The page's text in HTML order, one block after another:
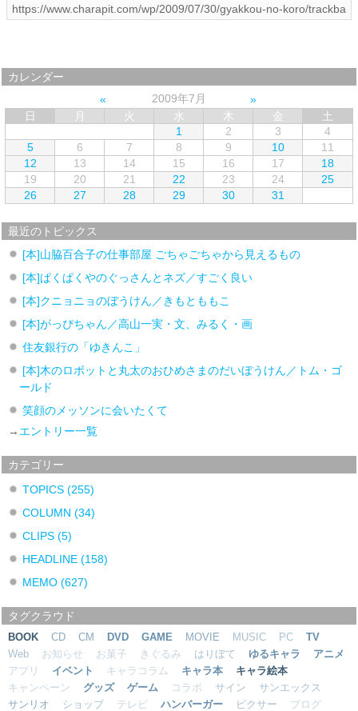
カレンダー
2009年7月
日
月 火 水 木 金
土
1
2 3
4
5
6 7 8 9 10
11
12
13 14 15 16 17
18
19
20 21 22 23 24
25
26
27 28 29 30 31
最近のトピックス
[本]山脇百合子の仕事部屋 ごちゃごちゃから見えるもの
[本]ぱくぱくやのぐっさんとネズ／すごく良い
[本]クニョニョのぼうけん／きもとももこ
[本]がっぴちゃん／高山一実・文、みるく・画
住友銀行の「ゆきんこ」
[本]木のロボットと丸太のおひめさまのだいぼうけん／トム・ゴ
ールド
笑顔のメッソンに会いたくて
→ エントリー一覧
カテゴリー
TOPICS (255)
COLUMN (34)
CLIPS (5)
HEADLINE (158)
MEMO (627)
タグクラウド
BOOK CD CM DVD GAME MOVIE MUSIC PC
TV
Web
お知らせ お菓子 きぐるみ はりぼて ゆるキャラ
アニメ
アプリ
イベント キャラコラム キャラ本
キャラ絵本
キャンペーン
グッズ ゲーム コラボ サイン
サンエックス
サンリオ
ショップ テレビ ハンバーガー ピクサー
ブログ